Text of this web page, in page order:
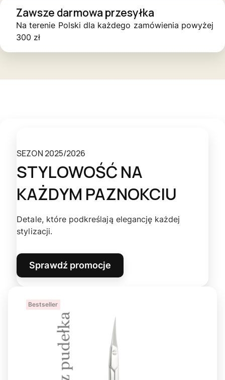
Zawsze darmowa przesyłka
Na terenie Polski dla każdego zamówienia powyżej
300 zł
SEZON 2025/2026
STYLOWOŚĆ NA
KAŻDYM PAZNOKCIU
Detale, które podkreślają elegancję każdej
stylizacji.
Sprawdź promocje
Bestseller